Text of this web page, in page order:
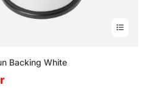
Backing White